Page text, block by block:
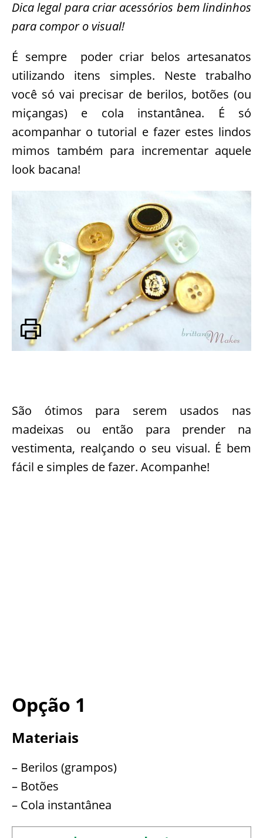
Dica legal para criar acessórios bem lindinhos
para compor o visual!
É sempre poder criar belos artesanatos
utilizando itens simples. Neste trabalho
você só vai precisar de berilos, botões (ou
miçangas) e cola instantânea. É só
acompanhar o tutorial e fazer estes lindos
mimos também para incrementar aquele
look bacana!
São ótimos para serem usados nas
madeixas ou então para prender na
vestimenta, realçando o seu visual. É bem
fácil e simples de fazer. Acompanhe!
Opção 1
Materiais
– Berilos (grampos)
– Botões
– Cola instantânea